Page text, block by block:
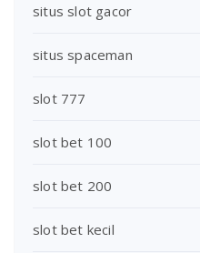
situs slot gacor
situs spaceman
slot 777
slot bet 100
slot bet 200
slot bet kecil